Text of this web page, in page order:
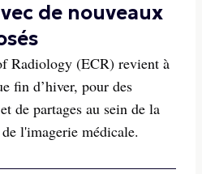
de nouveaux
Radiology (ECR) revient à
fin d’hiver, pour des
de partages au sein de la
l'imagerie médicale.